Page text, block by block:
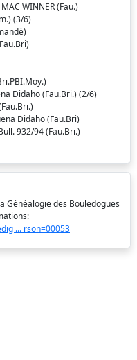
WINNER (Fau.)
(3/6)
Didaho (Fau.Bri.) (2/6)
Didaho (Fau.Bri)
932/94 (Fau.Bri.)
Généalogie des Bouledogues
... rson=00053